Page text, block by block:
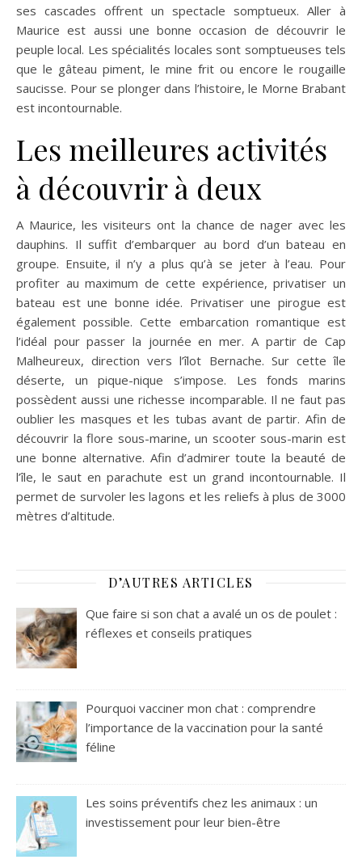
ses cascades offrent un spectacle somptueux. Aller à
Maurice est aussi une bonne occasion de découvrir le
peuple local. Les spécialités locales sont somptueuses tels
que le gâteau piment, le mine frit ou encore le rougaille
saucisse. Pour se plonger dans l’histoire, le Morne Brabant
est incontournable.
Les meilleures activités
à découvrir à deux
A Maurice, les visiteurs ont la chance de nager avec les
dauphins. Il suffit d’embarquer au bord d’un bateau en
groupe. Ensuite, il n’y a plus qu’à se jeter à l’eau. Pour
profiter au maximum de cette expérience, privatiser un
bateau est une bonne idée. Privatiser une pirogue est
également possible. Cette embarcation romantique est
l’idéal pour passer la journée en mer. A partir de Cap
Malheureux, direction vers l’îlot Bernache. Sur cette île
déserte, un pique-nique s’impose. Les fonds marins
possèdent aussi une richesse incomparable. Il ne faut pas
oublier les masques et les tubas avant de partir. Afin de
découvrir la flore sous-marine, un scooter sous-marin est
une bonne alternative. Afin d’admirer toute la beauté de
l’île, le saut en parachute est un grand incontournable. Il
permet de survoler les lagons et les reliefs à plus de 3000
mètres d’altitude.
D’AUTRES ARTICLES
Que faire si son chat a avalé un os de poulet :
réflexes et conseils pratiques
Pourquoi vacciner mon chat : comprendre
l’importance de la vaccination pour la santé
féline
Les soins préventifs chez les animaux : un
investissement pour leur bien-être